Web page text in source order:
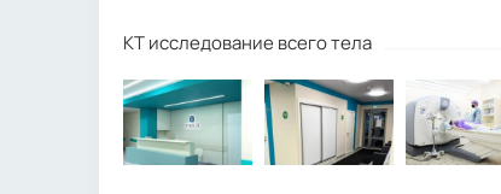
КТ исследование всего тела